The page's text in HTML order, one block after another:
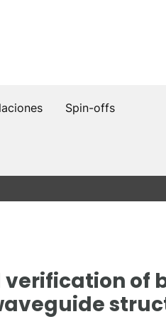
Spin-offs
verification of